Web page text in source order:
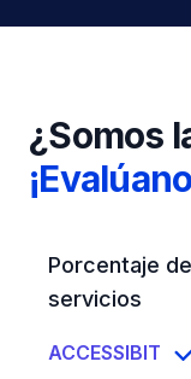
¿Somos
Feature
Porcentaje
servicios
ACCESSIBIT